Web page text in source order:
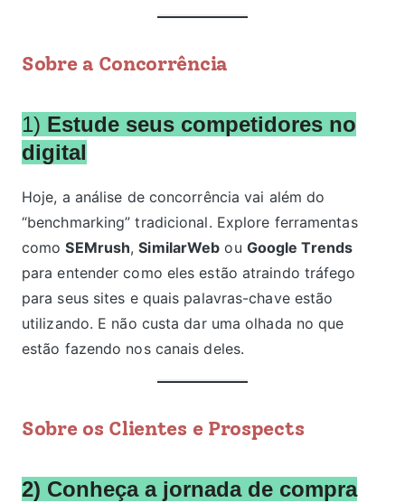
Sobre a Concorrência
1) Estude seus competidores no
digital
Hoje, a análise de concorrência vai além do
“benchmarking” tradicional. Explore ferramentas
comoSEMrush,SimilarWeb ou Google Trends
para entender como eles estão atraindo tráfego
para seus sites e quais palavras-chave estão
utilizando. E não custa dar uma olhada no que
estão fazendo nos canais deles.
Sobre os Clientes e Prospects
2) Conheça a jornada de compra